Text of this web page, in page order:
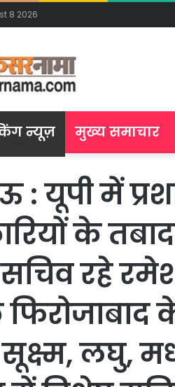
8 2026
न्यूज़ मुख्य समाचार
यूपी में
के
रहे
लघु,